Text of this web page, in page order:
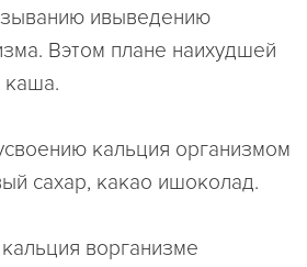
ивыведению
Вэтом плане наихудшей
каша.
кальция организмом
сахар, какао ишоколад.
ворганизме